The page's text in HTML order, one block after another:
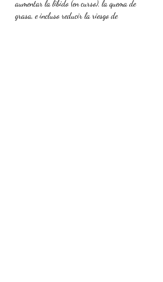
aumentar la libido (en curso), la quema de
grasa, e incluso reducir la riesgo de